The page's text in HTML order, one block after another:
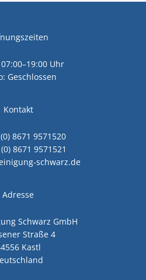
Uhr
Geschlossen
Kontakt
8671 9571520
8671 9571521
schwarz.de
Adresse
Schwarz GmbH
Straße 4
Kastl